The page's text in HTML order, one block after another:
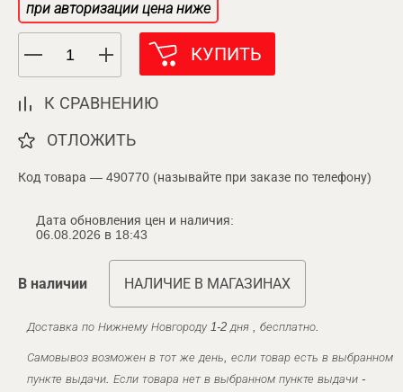
при авторизации цена ниже
КУПИТЬ
К СРАВНЕНИЮ
ОТЛОЖИТЬ
Код товара — 490770 (называйте при заказе по телефону)
Дата обновления цен и наличия:
06.08.2026 в 18:43
В наличии НАЛИЧИЕ В МАГАЗИНАХ
Доставка по Нижнему Новгороду 1-2 дня , бесплатно.
Самовывоз возможен в тот же день, если товар есть в выбранном
пункте выдачи. Если товара нет в выбранном пункте выдачи -